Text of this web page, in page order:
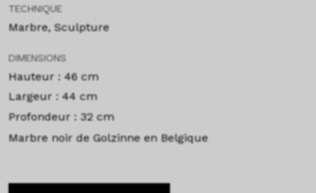
TECHNIQUE
Marbre, Sculpture
DIMENSIONS
Hauteur : 46 cm
Largeur : 44 cm
Profondeur : 32 cm
Marbre noir de Golzinne en Belgique